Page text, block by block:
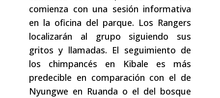
comienza con una sesión informativa
en la oficina del parque. Los Rangers
localizarán al grupo siguiendo sus
gritos y llamadas. El seguimiento de
los chimpancés en Kibale es más
predecible en comparación con el de
Nyungwe en Ruanda o el del bosque